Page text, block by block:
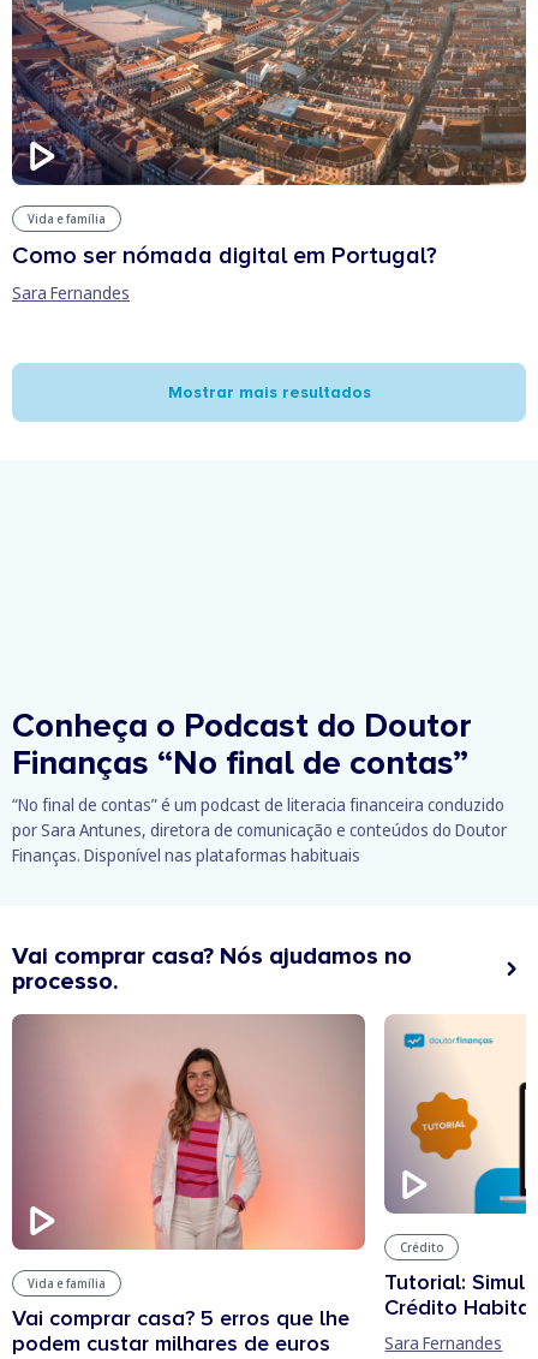
Vida e família
Como ser nómada digital em Portugal?
Sara Fernandes
Mostrar mais resultados
Conheça o Podcast do Doutor
Finanças “No final de contas”
“No final de contas” é um podcast de literacia financeira conduzido
por Sara Antunes, diretora de comunicação e conteúdos do Doutor
Finanças. Disponível nas plataformas habituais
Vai comprar casa? Nós ajudamos no
processo.
Vida e família
Vai comprar casa? 5 erros que lhe
podem custar milhares de euros
Crédito
Tutorial:
Crédito
Sara Fernandes